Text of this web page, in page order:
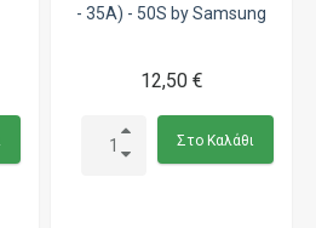
- 35A) - 50S by Samsung
12,50 €
Στο Καλάθι